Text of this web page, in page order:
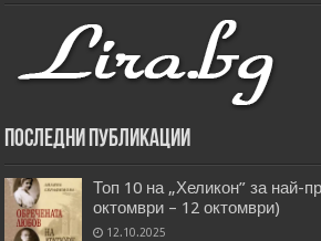
Последни публикации
Топ 10 на „Хеликон” за най-
октомври – 12 октомври)
12.10.2025